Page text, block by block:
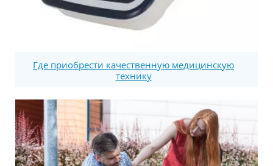
Где приобрести качественную медицинскую
технику